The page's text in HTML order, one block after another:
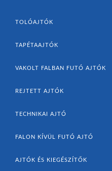
TOLÓAJTÓK
TAPÉTAAJTÓK
VAKOLT FALBAN FUTÓ AJTÓK
REJTETT AJTÓK
TECHNIKAI AJTÓ
FALON KÍVÜL FUTÓ AJTÓ
AJTÓK ÉS KIEGÉSZÍTŐK